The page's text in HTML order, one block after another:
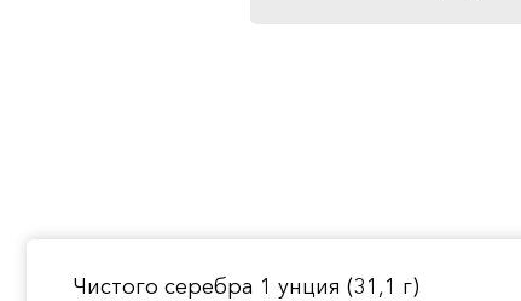
Чистого серебра 1 унция (31,1 г)